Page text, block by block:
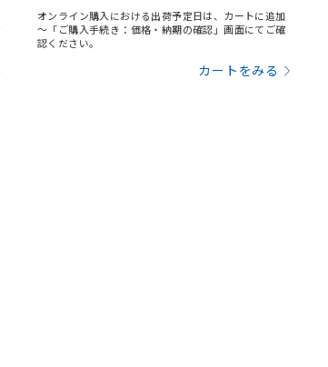
オンライン購入における出荷予定日は、カートに追加
～「ご購入手続き：価格・納期の確認」画面にてご確
認ください。
カートをみる